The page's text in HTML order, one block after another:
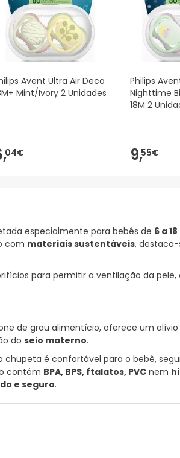
Avent Ultra Air Deco
Mint/Ivory 2 Unidades
04€
Philips
Nighttime
18M 2
9,55€
especialmente para bebês de 6 a
com materiais sustentáveis,
para permitir a ventilação da pele,
de grau alimentício, oferece um
do seio materno.
chupeta é confortável para o bebê,
contém BPA, BPS, ftalatos, PVC nem
e seguro.